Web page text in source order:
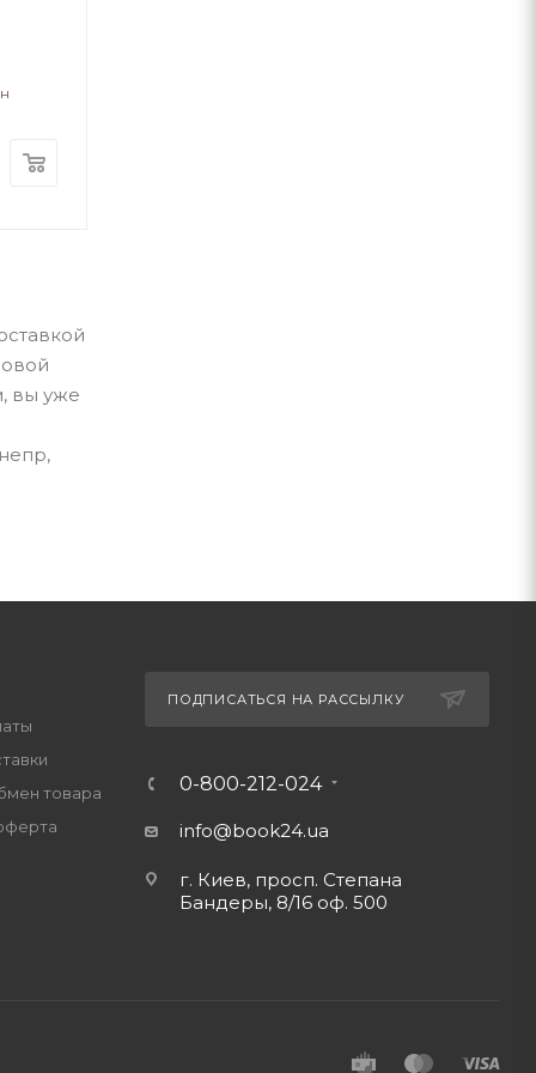
вы уже
товара
ПОДПИСАТЬСЯ НА РАССЫЛКУ
0-800-212-024
info@book24.ua
г. Киев, просп. Степана
Бандеры, 8/16 оф. 500